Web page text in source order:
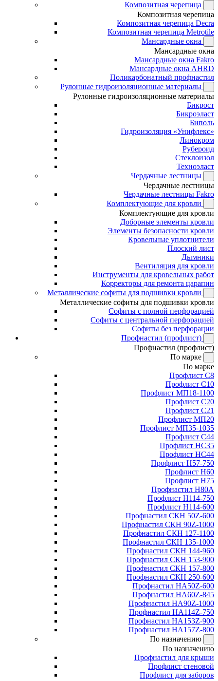
Композитная черепица
Композитная черепица
Композитная черепица Decra
Композитная черепица Metrotile
Мансардные окна
Мансардные окна
Мансардные окна Fakro
Мансардные окна AHRD
Поликарбонатный профнастил
Рулонные гидроизоляционные материалы
Рулонные гидроизоляционные материалы
Бикрост
Бикроэласт
Биполь
Гидроизоляция «Унифлекс»
Линокром
Рубероид
Стеклоизол
Техноэласт
Чердачные лестницы
Чердачные лестницы
Чердачные лестницы Fakro
Комплектующие для кровли
Комплектующие для кровли
Доборные элементы кровли
Элементы безопасности кровли
Кровельные уплотнители
Плоский лист
Дымники
Вентиляция для кровли
Инструменты для кровельных работ
Корректоры для ремонта царапин
Металлические софиты для подшивки кровли
Металлические софиты для подшивки кровли
Софиты с полной перфорацией
Софиты с центральной перфорацией
Софиты без перфорации
Профнастил (профлист)
Профнастил (профлист)
По марке
По марке
Профлист С8
Профлист С10
Профлист МП18-1100
Профлист С20
Профлист С21
Профлист МП20
Профлист МП35-1035
Профлист С44
Профлист НС35
Профлист НС44
Профлист Н57-750
Профлист Н60
Профлист Н75
Профнастил Н80А
Профлист Н114-750
Профлист Н114-600
Профнастил СКН 50Z-600
Профнастил СКН 90Z-1000
Профнастил СКН 127-1100
Профнастил СКН 135-1000
Профнастил СКН 144-960
Профнастил СКН 153-900
Профнастил СКН 157-800
Профнастил СКН 250-600
Профнастил НА50Z-600
Профнастил НА60Z-845
Профнастил НА90Z-1000
Профнастил НА114Z-750
Профнастил НА153Z-900
Профнастил НА157Z-800
По назначению
По назначению
Профнастил для крыши
Профлист стеновой
Профлист для заборов